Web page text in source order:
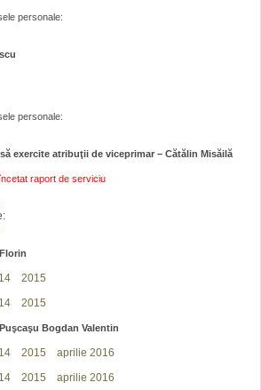
personale:
personale:
exercite atribuţii de viceprimar – Cătălin Misăilă
raport de serviciu
2015
2015
Bogdan Valentin
2015 aprilie 2016
2015 aprilie 2016